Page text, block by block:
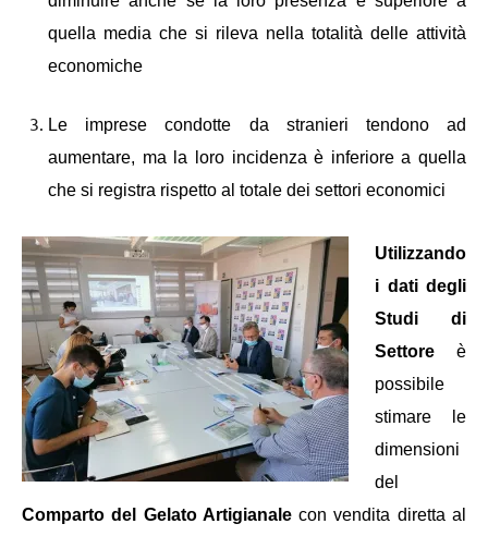
quella media che si rileva nella totalità delle attività
economiche
Le imprese condotte da stranieri tendono ad
aumentare, ma la loro incidenza è inferiore a quella
che si registra rispetto al totale dei settori economici
Utilizzando
i dati degli
Studi di
Settore è
possibile
stimare le
dimensioni
del
Comparto del Gelato Artigianalecon vendita diretta al